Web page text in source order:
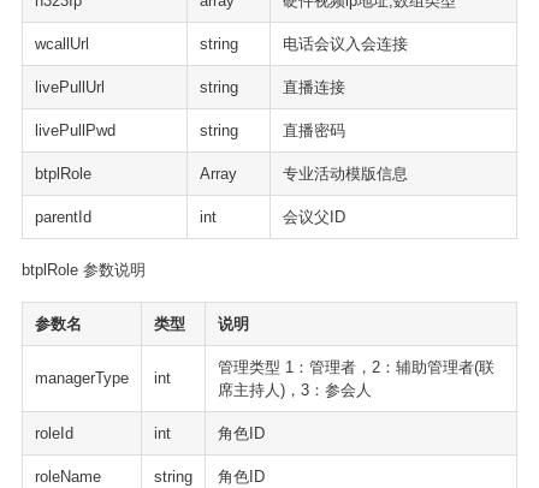
wcallUrl string 电话会议入会连接
livePullUrl string 直播连接
livePullPwd string 直播密码
btplRole Array 专业活动模版信息
parentId int 会议父ID
btplRole 参数说明
参数名 类型 说明
managerType int
管理类型 1：管理者，2：辅助管理者(联
席主持人)，3：参会人
roleId int 角色ID
roleName string 角色ID